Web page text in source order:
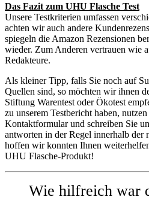
Das Fazit zum UHU Flasche Test
Unsere Testkriterien umfassen
achten wir auch andere
spiegeln die Amazon Rezensionen
wieder. Zum Anderen vertrauen wie
Redakteure.
Als kleiner Tipp, falls Sie noch auf
Quellen sind, so möchten wir ihnen
Stiftung Warentest oder Ökotest
zu unserem Testbericht haben,
Kontaktformular und schreiben Sie
antworten in der Regel innerhalb der
hoffen wir konnten Ihnen
UHU Flasche-Produkt!
Wie hilfreich war